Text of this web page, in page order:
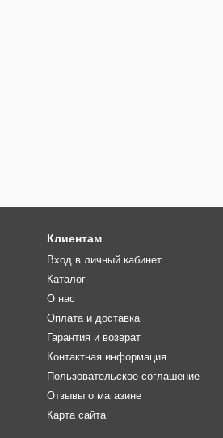
Клиентам
Вход в личный кабинет
Каталог
О нас
Оплата и доставка
Гарантия и возврат
Контактная информация
Пользовательское соглашение
Отзывы о магазине
Карта сайта